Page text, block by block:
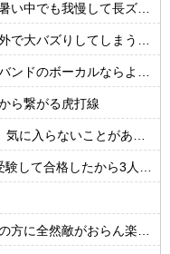
てる。半ズボンはモテ無い。厳しいって
大バズりしてしまうwww
ーカルならよかったよね」
ら繋がる虎打線
行で即退職!理想の職場を求め続けた結果
3人で進学するんだってと言ってる
がおらん楽園あるらしいで!」